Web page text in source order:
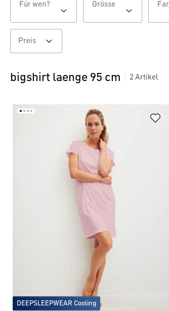
Für wen? Grösse
Preis
bigshirt laenge 95 cm 2Artikel
DEEPSLEEPWEAR Cooling